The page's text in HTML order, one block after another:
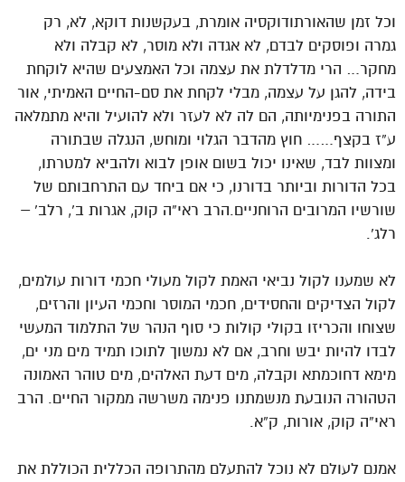
וכל זמן שהאורתודוקסיה אומרת, בעקשנות דוקא, לא, רק
גמרה ופוסקים לבדם, לא אגדה ולא מוסר, לא קבלה ולא
מחקר… הרי מדלדלת את עצמה וכל האמצעים שהיא לוקחת
בידה, להגן על עצמה, מבלי לקחת את סם-החיים האמיתי, אור
התורה בפנימיותה, הם לה לא לעזר ולא להועיל והיא מתמלאה
ע”ז בקצף…… חוץ מהדבר הגלוי ומוחש, הנגלה שבתורה
ומצוות לבד, שאינו יכול בשום אופן לבוא ולהביא למטרתו,
בכל הדורות וביותר בדורנו, כי אם ביחד עם התרחבותם של
שורשיו המרובים הרוחניים.הרב ראי”ה קוק, אגרות ב’, רלב’ –
רלג’.
לא שמענו לקול נביאי האמת לקול מעולי חכמי דורות עולמים,
לקול הצדיקים והחסידים, חכמי המוסר וחכמי העיון והרזים,
שצוחו והכריזו בקולי קולות כי סוף הנהר של התלמוד המעשי
לבדו להיות יבש וחרב, אם לא נמשוך לתוכו תמיד מים מני ים,
מימא דחוכמתא וקבלה, מים דעת האלהים, מים טוהר האמונה
הטהורה הנובעת מנשמתנו פנימה משרשה ממקור החיים. הרב
ראי”ה קוק, אורות, ק”א.
אמנם לעולם לא נוכל להתעלם מהתרופה הכללית הכוללת את